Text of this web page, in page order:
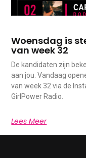
Woensdag is
van week 32
De kandidaten zijn
aan jou. Vandaag
van week 32 via de
GirlPower Radio.
Lees Meer